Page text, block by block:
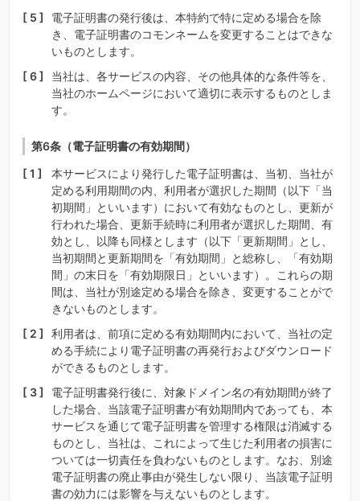
電子証明書の発行後は、本特約で特に定める場合を除
き、電子証明書のコモンネームを変更することはできな
いものとします。
当社は、各サービスの内容、その他具体的な条件等を、
当社のホームページにおいて適切に表示するものとしま
す。
第6条（電子証明書の有効期間）
本サービスにより発行した電子証明書は、当初、当社が
定める利用期間の内、利用者が選択した期間（以下「当
初期間」といいます）において有効なものとし、更新が
行われた場合、更新手続時に利用者が選択した期間、有
効とし、以降も同様とします（以下「更新期間」とし、
当初期間と更新期間を「有効期間」と総称し、「有効期
間」の末日を「有効期限日」といいます）。これらの期
間は、当社が別途定める場合を除き、変更することがで
きないものとします。
利用者は、前項に定める有効期間内において、当社の定
める手続により電子証明書の再発行およびダウンロード
ができるものとします。
電子証明書発行後に、対象ドメイン名の有効期間が終了
した場合、当該電子証明書が有効期間内であっても、本
サービスを通じて電子証明書を管理する権限は消滅する
ものとし、当社は、これによって生じた利用者の損害に
ついては一切責任を負わないものとします。なお、別途
電子証明書の廃止事由が発生しない限り、当該電子証明
書の効力には影響を与えないものとします。